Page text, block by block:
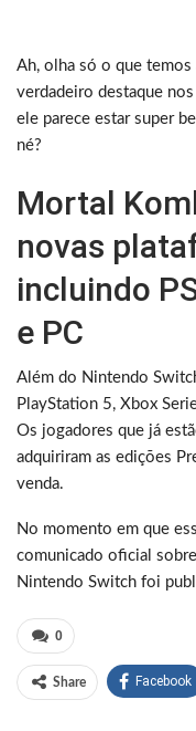
Ah, olha só o que temos
verdadeiro destaque
ele parece estar super
né?
Mortal
novas
incluindo
e PC
Além do Nintendo
PlayStation 5, Xbox
Os jogadores que já
adquiriram as edições
venda.
No momento em que
comunicado oficial
Nintendo Switch foi
0
Share Facebook